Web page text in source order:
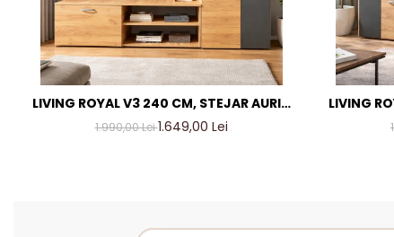
LIVING ROYAL V3 240 CM, STEJAR AURIU
& GRI ANTRACIT – MOBILIER LIVING
1.990,00 Lei1.649,00 Lei
LIVING
& GRI